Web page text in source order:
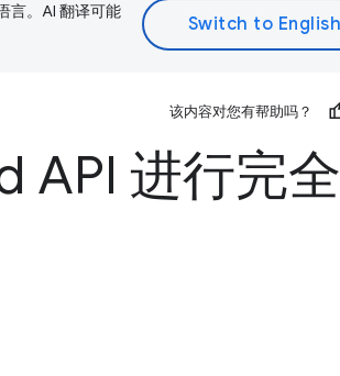
言。AI 翻译可能
该内容对您有帮助吗？
API 进行完全